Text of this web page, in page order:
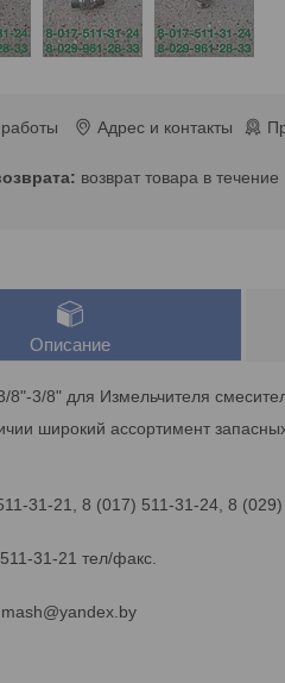
Адрес и контакты
возврат товара в
Описание
8"-3/8" для Измельчителя
широкий ассортимент
31-21, 8 (017) 511-31-24, 8
31-21 тел/факс.